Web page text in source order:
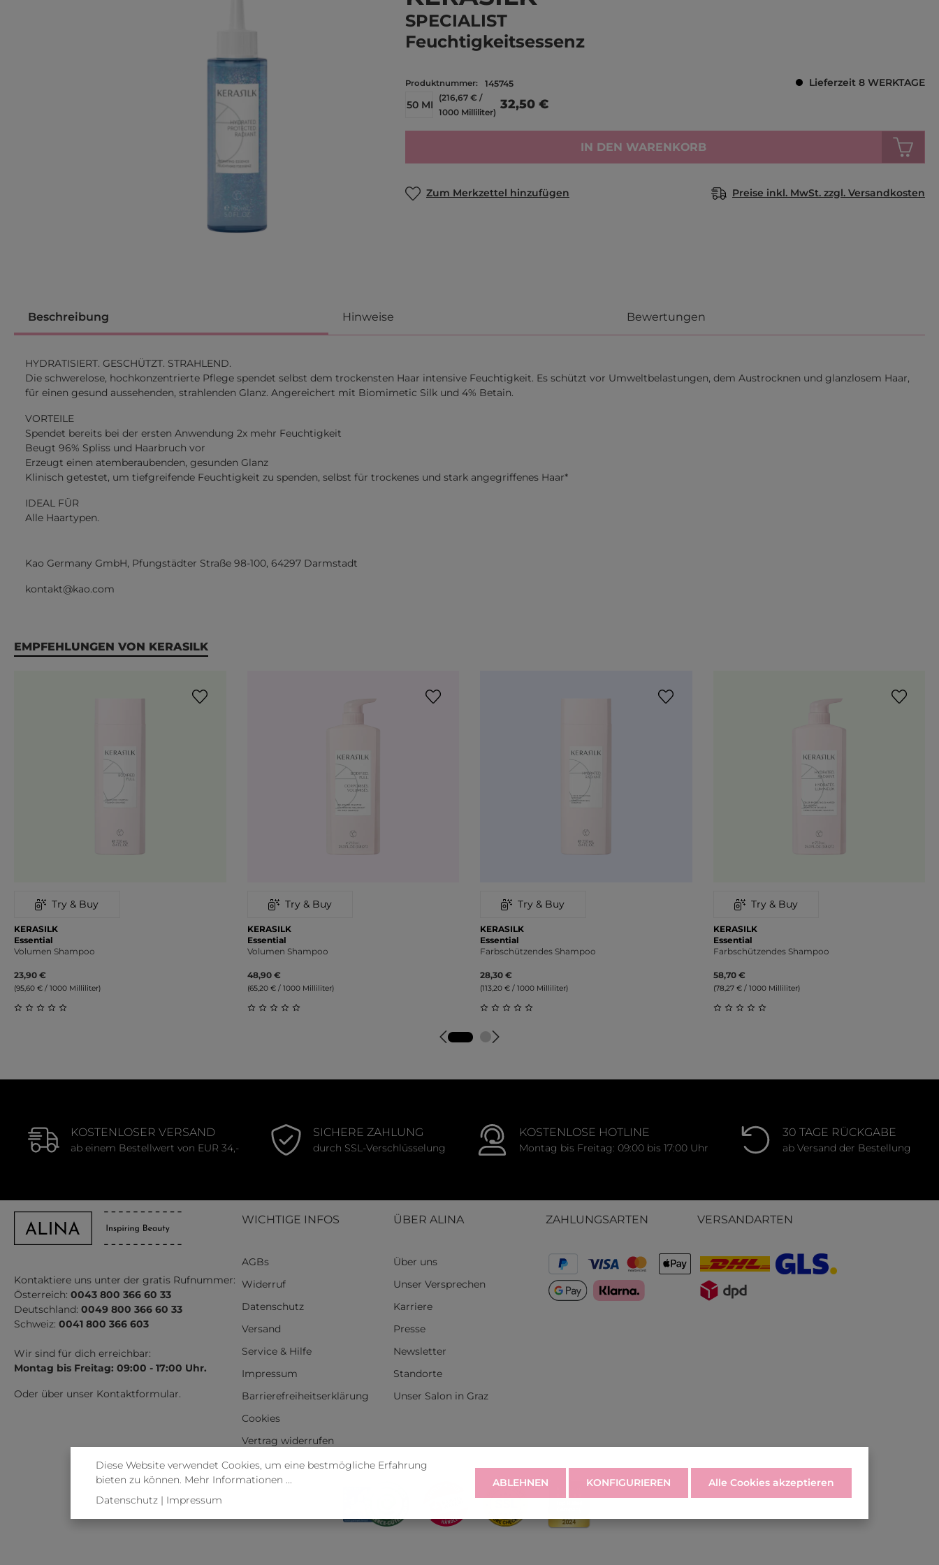
SPECIALIST
Feuchtigkeitsessenz
Produktnummer: 145745
Lieferzeit 8 WERKTAGE
150 ML
(216,67 € /
1000 Milliliter)
32,50 €
IN DEN WARENKORB
Zum Merkzettel hinzufügen Preise inkl. MwSt. zzgl. Versandkosten
Beschreibung Hinweise Bewertungen
HYDRATISIERT. GESCHÜTZT. STRAHLEND.
Die schwerelose, hochkonzentrierte Pflege spendet selbst dem trockensten Haar intensive Feuchtigkeit. Es schützt vor Umweltbelastungen, dem Austrocknen und glanzlosem Haar,
für einen gesund aussehenden, strahlenden Glanz. Angereichert mit Biomimetic Silk und 4% Betain.
VORTEILE
Spendet bereits bei der ersten Anwendung 2x mehr Feuchtigkeit
Beugt 96% Spliss und Haarbruch vor
Erzeugt einen atemberaubenden, gesunden Glanz
Klinisch getestet, um tiefgreifende Feuchtigkeit zu spenden, selbst für trockenes und stark angegriffenes Haar*
IDEAL FÜR
Alle Haartypen.
Kao Germany GmbH, Pfungstädter Straße 98-100, 64297 Darmstadt
kontakt@kao.com
Produktgalerie überspringen
EMPFEHLUNGEN VON KERASILK
Try & Buy
KERASILK
Essential
Volumen Shampoo
23,90 €
(95,60 € / 1000 Milliliter)
Try & Buy
KERASILK
Essential
Volumen Shampoo
48,90 €
(65,20 € / 1000 Milliliter)
Durchschnittliche Bewertung von 0 von 5 Sternen
Try & Buy
KERASILK
Essential
Farbschützendes Shampoo
28,30 €
(113,20 € / 1000 Milliliter)
Durchschnittliche Bewertung von 0 von 5 Sternen
Try & Buy
KERASILK
Essential
Farbschützendes Shampoo
58,70 €
(78,27 € / 1000 Milliliter)
KOSTENLOSER VERSAND
ab einem Bestellwert von EUR 34,-
SICHERE ZAHLUNG
durch SSL-Verschlüsselung
KOSTENLOSE HOTLINE
Montag bis Freitag: 09:00 bis 17:00 Uhr
30 TAGE RÜCKGABE
ab Versand der Bestellung
Kontaktiere uns unter der gratis Rufnummer:
Österreich: 0043 800 366 60 33
Deutschland: 0049 800 366 60 33
Schweiz: 0041 800 366 603
Wir sind für dich erreichbar:
Montag bis Freitag: 09:00 - 17:00 Uhr.
Oder über unser Kontaktformular.
WICHTIGE INFOS
AGBs
Widerruf
Datenschutz
Versand
Service & Hilfe
Impressum
Barrierefreiheitserklärung
Cookies
Vertrag widerrufen
ÜBER ALINA
Über uns
Unser Versprechen
Karriere
Presse
Newsletter
Standorte
Unser Salon in Graz
ZAHLUNGSARTEN VERSANDARTEN
Diese Website verwendet Cookies, um eine bestmögliche Erfahrung
bieten zu können. Mehr Informationen ...
Datenschutz| Impressum
ABLEHNEN KONFIGURIEREN Alle Cookies akzeptieren